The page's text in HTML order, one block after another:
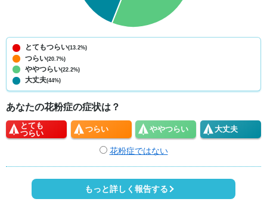
とてもつらい(13.2%)
つらい(20.7%)
ややつらい(22.2%)
大丈夫(44%)
あなたの花粉症の症状は？
とても
つらい
つらい ややつらい 大丈夫
花粉症ではない
もっと詳しく報告する